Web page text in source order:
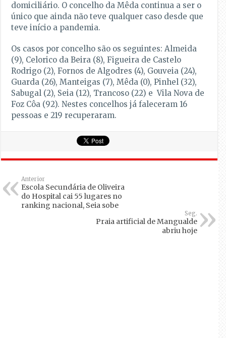
domiciliário. O concelho da Mêda continua a ser o
único que ainda não teve qualquer caso desde que
teve início a pandemia.
Os casos por concelho são os seguintes: Almeida
(9), Celorico da Beira (8), Figueira de Castelo
Rodrigo (2), Fornos de Algodres (4), Gouveia (24),
Guarda (26), Manteigas (7), Mêda (0), Pinhel (32),
Sabugal (2), Seia (12), Trancoso (22) e Vila Nova de
Foz Côa (92). Nestes concelhos já faleceram 16
pessoas e 219 recuperaram.
Anterior
Escola Secundária de Oliveira
do Hospital cai 55 lugares no
ranking nacional, Seia sobe
Seg.
Praia artificial de Mangualde
abriu hoje